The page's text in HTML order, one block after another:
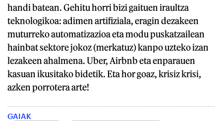
handi batean. Gehitu horri bizi gaituen iraultza
teknologikoa: adimen artifiziala, eragin dezakeen
muturreko automatizazioa eta modu puskatzailean
hainbat sektore jokoz (merkatuz) kanpo uzteko izan
lezakeen ahalmena. Uber, Airbnb eta enparauen
kasuan ikusitako bidetik. Eta hor goaz, krisiz krisi,
azken porrotera arte!
GAIAK